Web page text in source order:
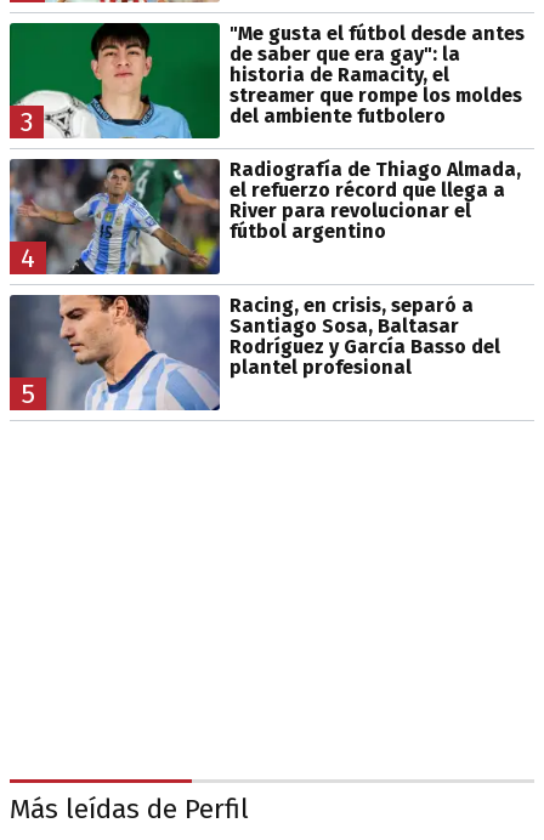
3
"Me gusta el fútbol desde antes
de saber que era gay": la
historia de Ramacity, el
streamer que rompe los moldes
del ambiente futbolero
4
Radiografía de Thiago Almada,
el refuerzo récord que llega a
River para revolucionar el
fútbol argentino
5
Racing, en crisis, separó a
Santiago Sosa, Baltasar
Rodríguez y García Basso del
plantel profesional
Más leídas de Perfil